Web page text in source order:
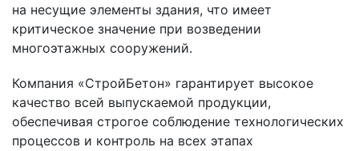
на несущие элементы здания, что имеет
критическое значение при возведении
многоэтажных сооружений.
Компания «СтройБетон» гарантирует высокое
качество всей выпускаемой продукции,
обеспечивая строгое соблюдение технологических
процессов и контроль на всех этапах